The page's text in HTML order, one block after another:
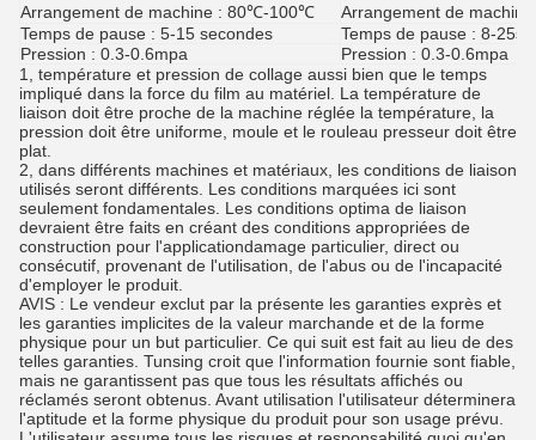
Arrangement de machine : 80℃-100℃
Arrangement de
Temps de pause : 5-15 secondes
Temps de pause : 8-
Pression : 0.3-0.6mpa
Pression : 0.3-0.6mpa
1, température et pression de collage aussi bien que le temps
impliqué dans la force du film au matériel. La température de
liaison doit être proche de la machine réglée la température, la
pression doit être uniforme, moule et le rouleau presseur doit être
plat.
2, dans différents machines et matériaux, les conditions de liaison
utilisés seront différents. Les conditions marquées ici sont
seulement fondamentales. Les conditions optima de liaison
devraient être faits en créant des conditions appropriées de
construction pour l'applicationdamage particulier, direct ou
consécutif, provenant de l'utilisation, de l'abus ou de l'incapacité
d'employer le produit.
AVIS : Le vendeur exclut par la présente les garanties exprès et
les garanties implicites de la valeur marchande et de la forme
physique pour un but particulier. Ce qui suit est fait au lieu de des
telles garanties. Tunsing croit que l'information fournie sont fiable,
mais ne garantissent pas que tous les résultats affichés ou
réclamés seront obtenus. Avant utilisation l'utilisateur déterminera
l'aptitude et la forme physique du produit pour son usage prévu.